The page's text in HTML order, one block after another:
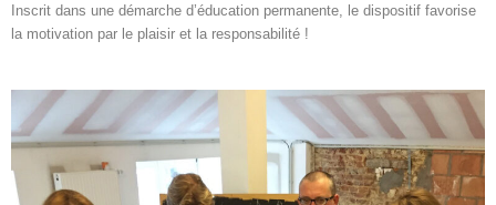
Inscrit dans une démarche d’éducation permanente , le dispositif favorise
la motivation par le plaisir et la responsabilité !